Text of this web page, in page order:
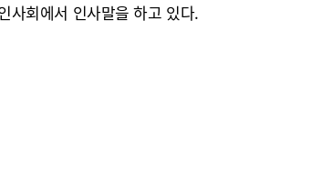
사회에서 인사말을 하고 있다.